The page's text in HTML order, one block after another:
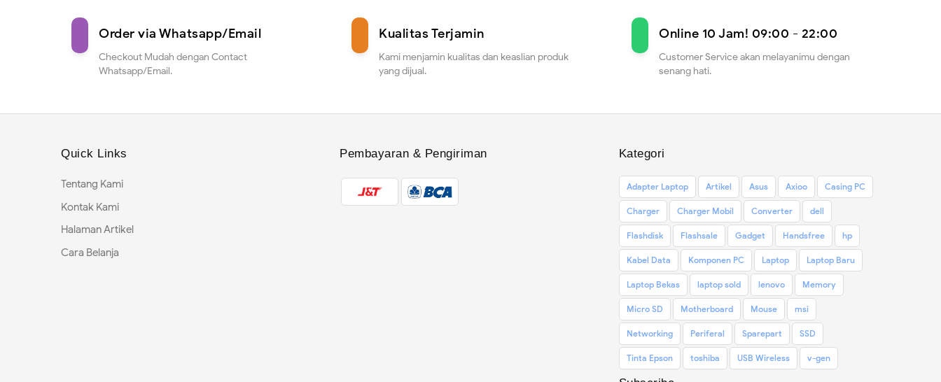
Order via Whatsapp/Email
Checkout Mudah dengan Contact
Whatsapp/Email.
Kualitas Terjamin
Kami menjamin kualitas dan keaslian produk
yang dijual.
Online 10 Jam! 09:00 - 22:00
Customer Service akan melayanimu dengan
senang hati.
Quick Links
Tentang Kami
Kontak Kami
Halaman Artikel
Cara Belanja
Pembayaran & Pengiriman Kategori
Adapter Laptop Artikel Asus Axioo Casing PC
Charger Charger Mobil Converter dell
Flashdisk Flashsale Gadget Handsfree hp
Kabel Data Komponen PC Laptop Laptop Baru
Laptop Bekas laptop sold lenovo Memory
Micro SD Motherboard Mouse msi
Networking Periferal Sparepart SSD
Tinta Epson toshiba USB Wireless v-gen